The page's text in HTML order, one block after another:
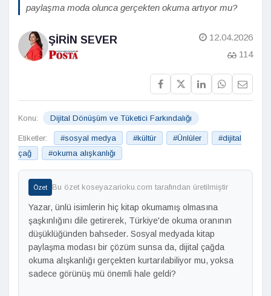
paylaşma moda olunca gerçekten okuma artıyor mu?
ŞIRIN SEVER
12.04.2026
114
Konu: Dijital Dönüşüm ve Tüketici Farkındalığı
Etiketler: #sosyal medya #kültür #Ünlüler
#dijital
çağ
#okuma alışkanlığı
Özet Bu özet koseyazarioku.com tarafından üretilmiştir
Yazar, ünlü isimlerin hiç kitap okumamış olmasına
şaşkınlığını dile getirerek, Türkiye'de okuma oranının
düşüklüğünden bahseder. Sosyal medyada kitap
paylaşma modası bir çözüm sunsa da, dijital çağda
okuma alışkanlığı gerçekten kurtarılabiliyor mu, yoksa
sadece görünüş mü önemli hale geldi?